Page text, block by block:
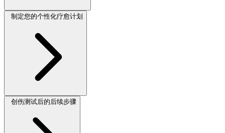
制定您的个性化疗愈计划
创伤测试后的后续步骤